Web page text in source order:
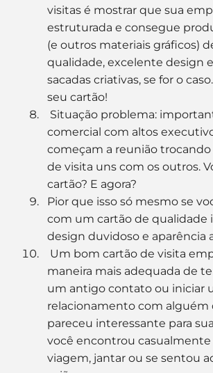
visitas é mostrar que sua
estruturada e consegue
(e outros materiais gráficos)
qualidade, excelente design
sacadas criativas, se for o
seu cartão!
comercial com altos
começam a reunião trocando
de visita uns com os outros.
cartão? E agora?
Pior que isso só mesmo se
com um cartão de qualidade
design duvidoso e aparência
maneira mais adequada de
um antigo contato ou iniciar
relacionamento com alguém
pareceu interessante para
você encontrou
viagem, jantar ou se sentou